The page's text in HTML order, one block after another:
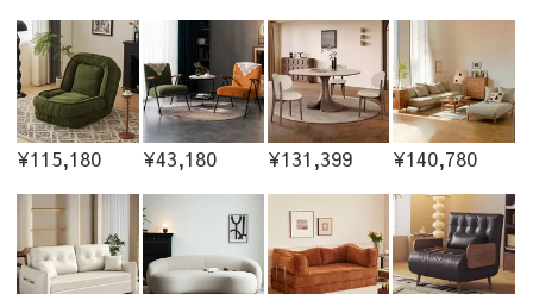
¥115,180 ¥43,180 ¥131,399 ¥140,780